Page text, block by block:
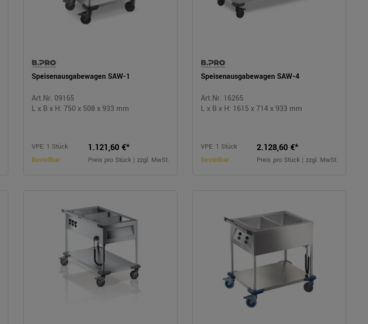
Speisenausgabewagen SAW-1
Art.Nr. 09165
L x B x H: 750 x 508 x 933 mm
VPE: 1 Stück
Bestellbar
1.121,60 €*
Preis pro Stück | zzgl. MwSt.
Speisenausgabewagen SAW-4
Art.Nr. 16265
L x B x H: 1615 x 714 x 933 mm
VPE: 1 Stück
Bestellbar
2.128,60 €*
Preis pro Stück | zzgl. MwSt.